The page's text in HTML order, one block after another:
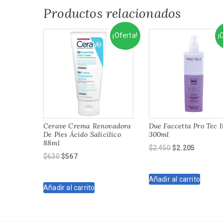
Productos relacionados
¡Oferta!
Cerave Crema Renovadora
De Pies Ácido Salicílico
88ml
$630El
era:
$567El
es:
Añadir al carrito
Due Faccetta Pro Tec
300ml
$2.450El
era:
$2.205
es:
Añadir al carrito